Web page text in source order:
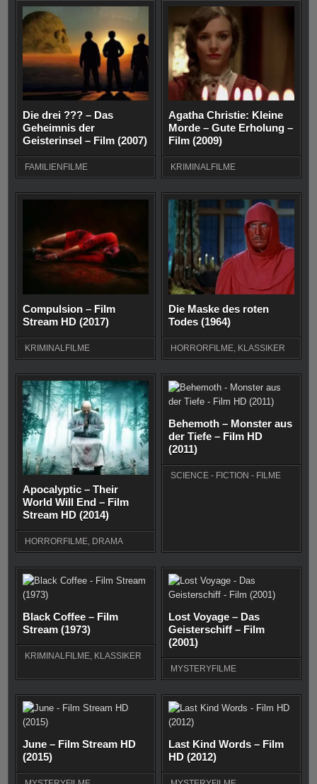
Die drei ??? – Das
Geheimnis der
Geisterinsel – Film (2007)
FAMILIENFILME
Agatha Christie: Kleine
Morde – Gute Erholung –
Film (2009)
KRIMINALFILME
Compulsion – Film
Stream HD (2017)
KRIMINALFILME
Die Maske des roten
Todes (1964)
HORRORFILME KLASSIKER
Apocalyptic – Their
World Will End – Film
Stream HD (2014)
HORRORFILME, DRAMA
Behemoth – Monster aus
der Tiefe – Film HD
(2011)
SCIENCE - FICTION - FILME
Black Coffee – Film
Stream (1973)
KRIMINALFILME, KLASSIKER
Lost Voyage – Das
Geisterschiff – Film
(2001)
MYSTERYFILME
June – Film Stream HD
(2015)
Last Kind Words – Film
HD (2012)